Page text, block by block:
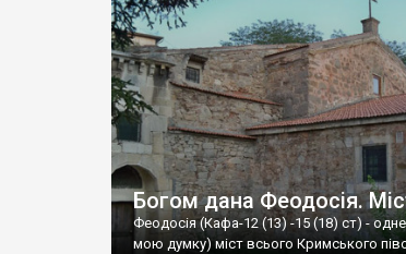
Богом дана Феодосія.
Феодосія (Кафа-12 (13) -15 (18) ст) - одне
мою думку) міст всього Кримського